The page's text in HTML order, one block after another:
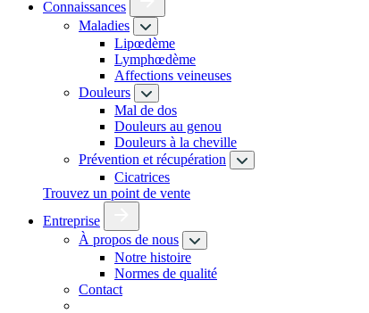
Connaissances
Maladies
Lipœdème
Lymphœdème
Affections veineuses
Douleurs
Mal de dos
Douleurs au genou
Douleurs à la cheville
Prévention et récupération
Cicatrices
Trouvez un point de vente
Entreprise
À propos de nous
Notre histoire
Normes de qualité
Contact